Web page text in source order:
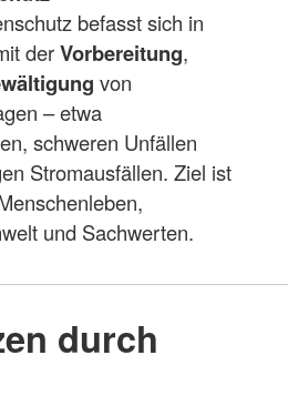
befasst sich in
derVorbereitung,
von
– etwa
schweren Unfällen
Stromausfällen. Ziel ist
und Sachwerten.
durch